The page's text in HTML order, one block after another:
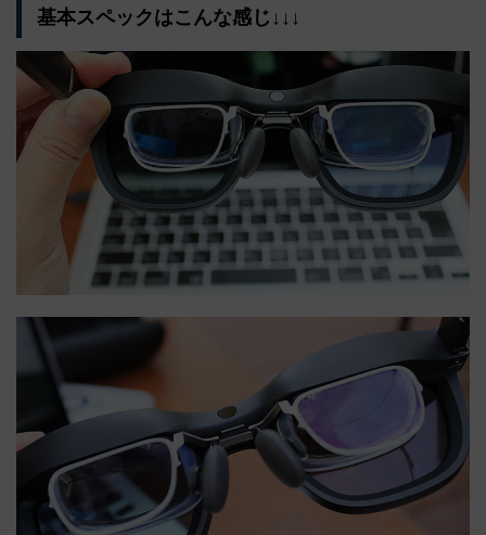
基本スペックはこんな感じ↓↓↓